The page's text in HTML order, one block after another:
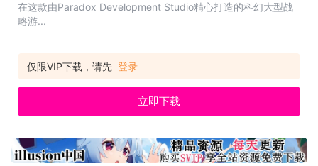
在这款由Paradox Development Studio精心打造的科幻大型战
略游...
仅限VIP下载，请先 登录
立即下载